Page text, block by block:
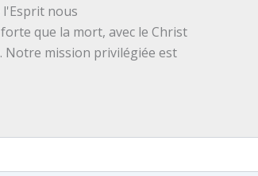
nous
que la mort, avec le Christ
Notre mission privilégiée est